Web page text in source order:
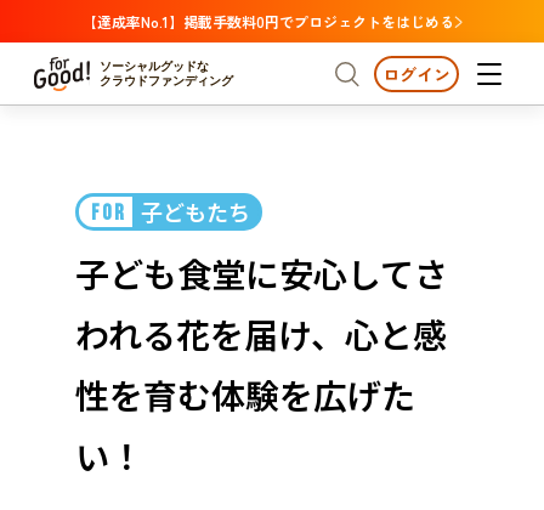
【達成率No.1】掲載手数料0円でプロジェクトをはじめる
ソーシャルグッドな
クラウドファンディング
プロジェクトからさがす
カテゴリーからさがす 国際協力
医療・福祉
人権・マイノリティ
関東
注目 新着
支援金額が多い
支援人数が多い
終了日が近い
カテゴリーからさがす
国際協力 医療・福祉
子ども・教育
環境・エシカル
人権・マイノリティ
社会貢献
地域からさがす
ログイン
FOR 子どもたち
子ども食堂に安心してさ
われる花を届け、心と感
性を育む体験を広げた
い！